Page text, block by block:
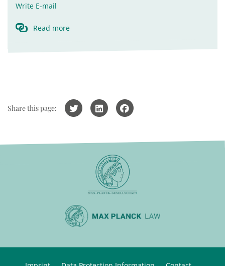
Write E-mail
Read more
Share this page: